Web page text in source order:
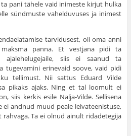
pani tähele vaid inimeste kirjut hulka
sündmuste vahelduvuses ja inimest
tarvidusest, oli oma anni
panna. Et vestjana pidi ta
ajalehelugejaile, siis ei saanud ta
tugevamini erinevaid soove, vaid pidi
tellimust. Nii sattus Eduard Vilde
pikaks ajaks. Ning et tal loomult ei
siis kerkis esile Nalja-Vilde. Sellisena
ei andnud muud peale leivateenistuse,
Ta ei olnud ainult ridadetegija